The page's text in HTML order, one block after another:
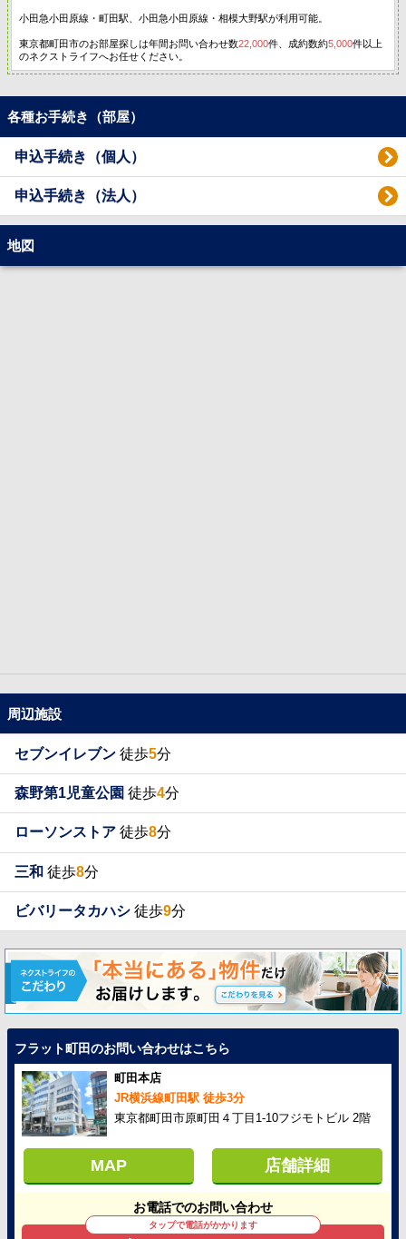
小田急小田原線・町田駅、小田急小田原線・相模大野駅が利用可能。
東京都町田市のお部屋探しは年間お問い合わせ数22,000件、成約数約5,000件以上
のネクストライフへお任せください。
各種お手続き（部屋）
申込手続き（個人）
申込手続き（法人）
地図
周辺施設
セブンイレブン 徒歩5分
森野第1児童公園 徒歩4分
ローソンストア 徒歩8分
三和 徒歩8分
ビバリータカハシ 徒歩9分
フラット町田のお問い合わせはこちら
町田本店
JR横浜線町田駅 徒歩3分
東京都町田市原町田４丁目1-10フジモトビル 2階
MAP 店舗詳細
お電話でのお問い合わせ
タップで電話がかかります